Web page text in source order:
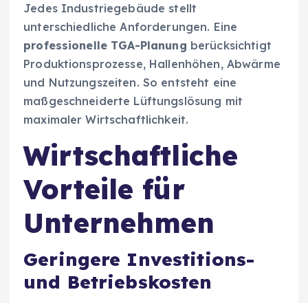
Jedes Industriegebäude stellt
unterschiedliche Anforderungen. Eine
professionelle TGA-Planung berücksichtigt
Produktionsprozesse, Hallenhöhen, Abwärme
und Nutzungszeiten. So entsteht eine
maßgeschneiderte Lüftungslösung mit
maximaler Wirtschaftlichkeit.
Wirtschaftliche
Vorteile für
Unternehmen
Geringere Investitions-
und Betriebskosten